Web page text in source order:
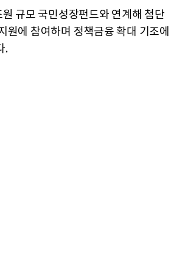
규모 국민성장펀드와 연계해 첨단
원에 참여하며 정책금융 확대 기조에
.